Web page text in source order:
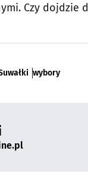
Czy dojdzie
wybory